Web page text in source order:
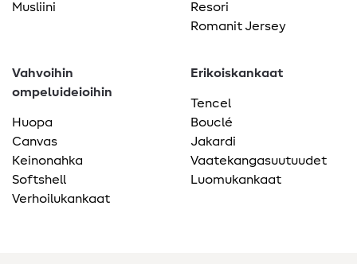
Musliini
Resori
Romanit Jersey
Vahvoihin
ompeluideioihin
Huopa
Canvas
Keinonahka
Softshell
Verhoilukankaat
Erikoiskankaat
Tencel
Bouclé
Jakardi
Vaatekangasuutuudet
Luomukankaat